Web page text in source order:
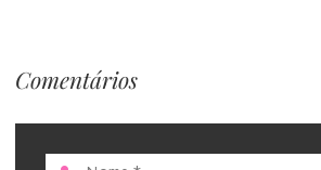
Comentários